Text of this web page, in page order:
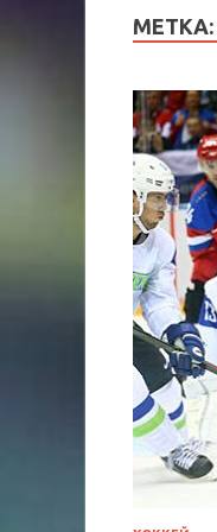
МЕТКА: